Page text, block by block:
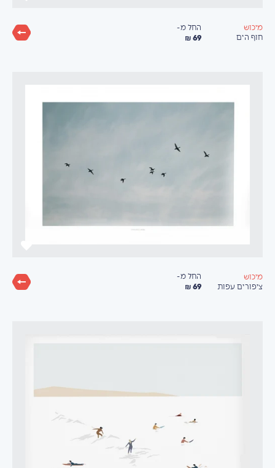
מיכוש
חוף הים
החל מ-
69 ₪
מיכוש
ציפורים עפות
החל מ-
69 ₪